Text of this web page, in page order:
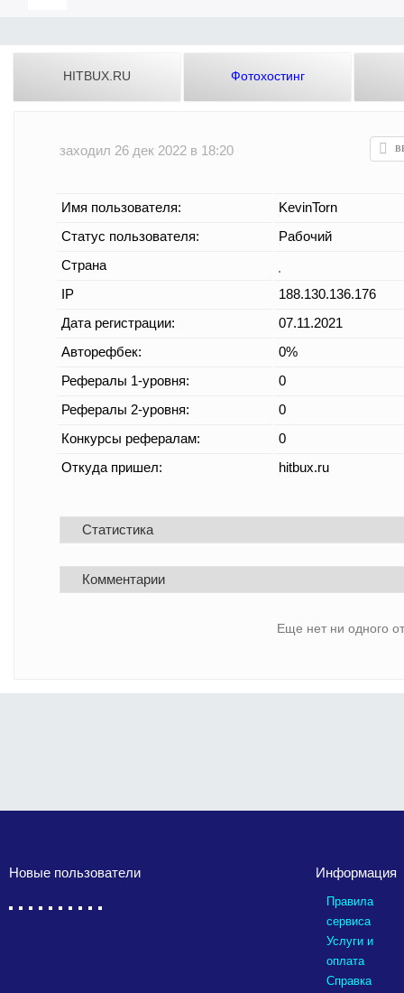
HITBUX.RU Фотохостинг
заходил 26 дек 2022 в 18:20
Имя пользователя:
KevinTorn
Статус пользователя:
Рабочий
Страна
IP
188.130.136.176
Дата регистрации:
07.11.2021
Авторефбек:
0%
Рефералы 1-уровня:
0
Рефералы 2-уровня:
0
Конкурсы рефералам:
0
Откуда пришел:
hitbux.ru
Статистика
Комментарии
Еще нет ни одного
Новые пользователи Информация
Правила
сервиса
Услуги и
оплата
Справка